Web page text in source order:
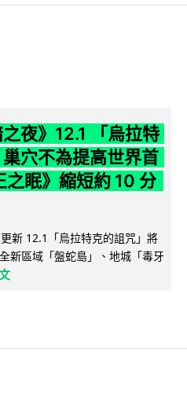
夜》12.1 「烏拉特
穴不為提高世界首
之眠》縮短約 10 分
新 12.1「烏拉特克的詛咒」將
新區域「盤蛇島」、地城「毒牙